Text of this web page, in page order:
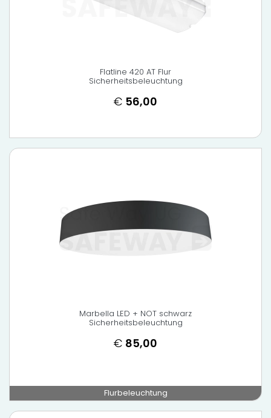
Flatline 420 AT Flur
Sicherheitsbeleuchtung
€ 56,00
Marbella LED + NOT schwarz
Sicherheitsbeleuchtung
€ 85,00
Flurbeleuchtung